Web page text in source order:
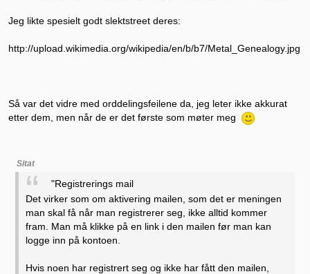
Jeg likte spesielt godt slektstreet deres:
http://upload.wikimedia.org/wikipedia/en/b/b7/Metal_Genealogy.jpg
Så var det vidre med orddelingsfeilene da, jeg leter ikke akkurat
etter dem, men når de er det første som møter meg
Sitat
"Registrerings mail
Det virker som om aktivering mailen, som det er meningen
man skal få når man registrerer seg, ikke alltid kommer
fram. Man må klikke på en link i den mailen før man kan
logge inn på kontoen.
Hvis noen har registrert seg og ikke har fått den mailen,